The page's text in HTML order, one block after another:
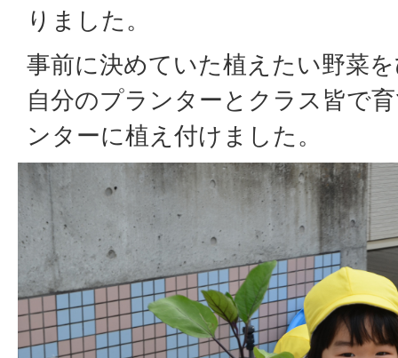
りました。
事前に決めていた植えたい野菜
自分のプランターとクラス皆で
ンターに植え付けました。